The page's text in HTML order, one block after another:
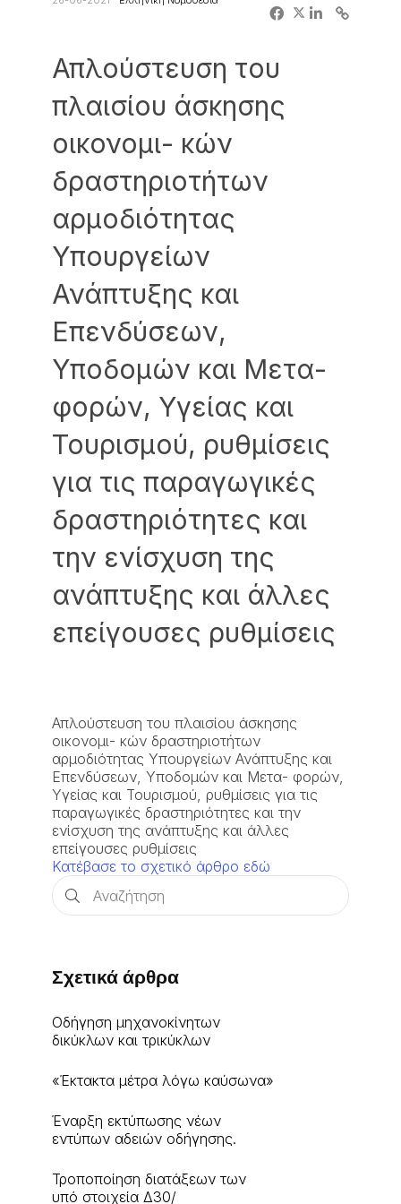
Απλούστευση του
πλαισίου άσκησης
οικονομι- κών
δραστηριοτήτων
αρμοδιότητας
Υπουργείων
Ανάπτυξης και
Επενδύσεων,
Υποδομών και Μετα-
φορών, Υγείας και
Τουρισμού, ρυθμίσεις
για τις παραγωγικές
δραστηριότητες και
την ενίσχυση της
ανάπτυξης και άλλες
επείγουσες ρυθμίσεις
Απλούστευση του πλαισίου άσκησης
οικονομι- κών δραστηριοτήτων
αρμοδιότητας Υπουργείων Ανάπτυξης και
Επενδύσεων, Υποδομών και Μετα- φορών,
Υγείας και Τουρισμού, ρυθμίσεις για τις
παραγωγικές δραστηριότητες και την
ενίσχυση της ανάπτυξης και άλλες
επείγουσες ρυθμίσεις
Κατέβασε το σχετικό άρθρο εδώ
Σχετικά άρθρα
Οδήγηση μηχανοκίνητων
δικύκλων και τρικύκλων
«Έκτακτα μέτρα λόγω καύσωνα»
Έναρξη εκτύπωσης νέων
εντύπων αδειών οδήγησης.
Τροποποίηση διατάξεων των
υπό στοιχεία Δ30/